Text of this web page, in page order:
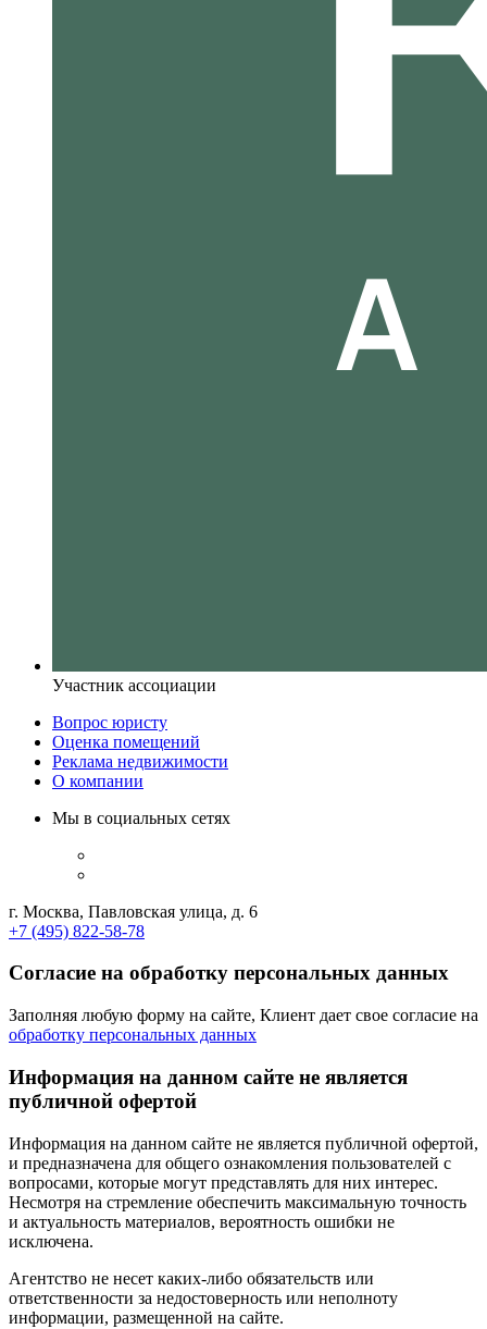
Участник ассоциации
Вопрос юристу
Оценка помещений
Реклама недвижимости
О компании
Мы в социальных сетях
г. Москва, Павловская улица, д. 6
+7 (495) 822-58-78
Согласие на обработку персональных данных
Заполняя любую форму на сайте, Клиент дает свое согласие на
обработку персональных данных
Информация на данном сайте не является
публичной офертой
Информация на данном сайте не является публичной офертой,
и предназначена для общего ознакомления пользователей с
вопросами, которые могут представлять для них интерес.
Несмотря на стремление обеспечить максимальную точность
и актуальность материалов, вероятность ошибки не
исключена.
Агентство не несет каких-либо обязательств или
ответственности за недостоверность или неполноту
информации, размещенной на сайте.